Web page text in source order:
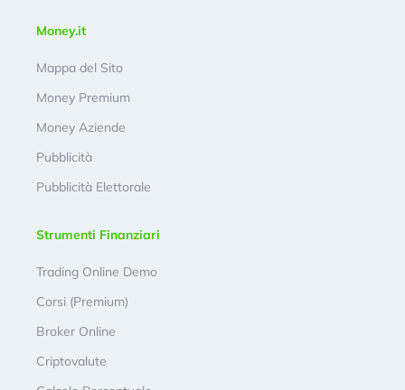
Money.it
Mappa del Sito
Money Premium
Money Aziende
Pubblicità
Pubblicità Elettorale
Strumenti Finanziari
Trading Online Demo
Corsi (Premium)
Broker Online
Criptovalute